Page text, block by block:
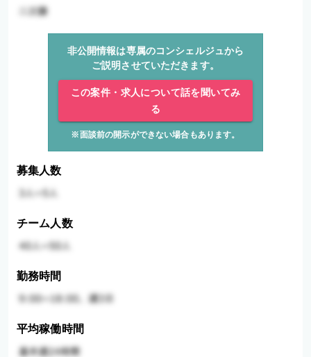
非公開情報は専属のコンシェルジュから
ご説明させていただきます。
この案件・求人について話を聞いてみ
る
※面談前の開示ができない場合もあります。
募集人数
チーム人数
勤務時間
平均稼働時間